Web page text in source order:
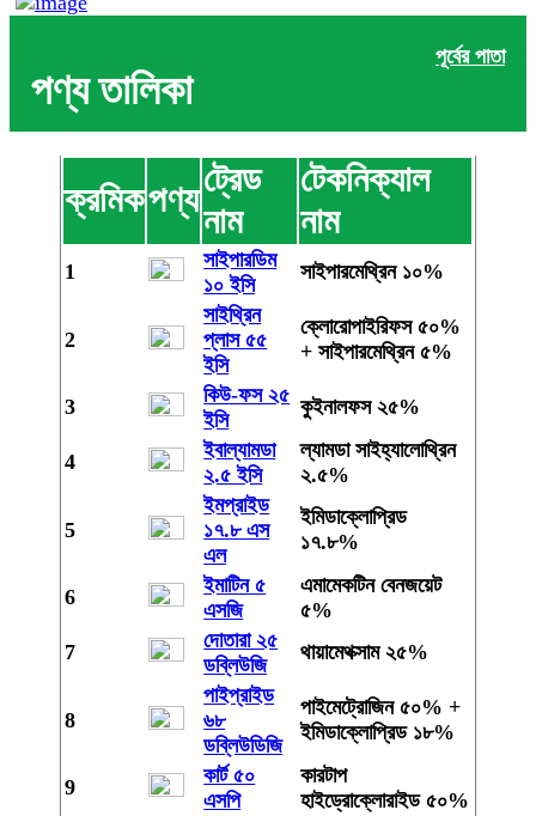
পণ্য তালিকা
পূর্বের পাতা
ক্রমিকপণ্য
ট্রেড
নাম
টেকনিক্যাল
নাম
1
সাইপারডিম
১০ ইসি
সাইপারমেথ্রিন ১০%
2
সাইথ্রিন
প্লাস ৫৫
ইসি
ক্লোরোপাইরিফস ৫০%
+ সাইপারমেথ্রিন ৫%
3
কিউ-ফস ২৫
ইসি
কুইনালফস ২৫%
4
ইবাল্যামডা
২.৫ ইসি
ল্যামডা সাইহ্যালোথ্রিন
২.৫%
5
ইমপ্রাইড
১৭.৮ এস
এল
ইমিডাক্লোপ্রিড
১৭.৮%
6
ইমাটিন ৫
এসজি
এমামেকটিন বেনজয়েট
৫%
7
দোতারা ২৫
ডব্লিউজি
থায়ামেথক্সাম ২৫%
8
পাইপ্রাইড
৬৮
ডব্লিউডিজি
পাইমেট্রোজিন ৫০% +
ইমিডাক্লোপ্রিড ১৮%
9
কার্ট ৫০
এসপি
কারটাপ
হাইড্রোক্লোরাইড ৫০%